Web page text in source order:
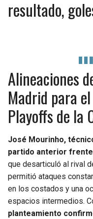
resultado,
Alineaciones
Madrid para
Playoffs de la
José Mourinho,
partido anterior frente
que desarticuló al rival
permitió ataques
en los costados y una
espacios intermedios.
planteamiento